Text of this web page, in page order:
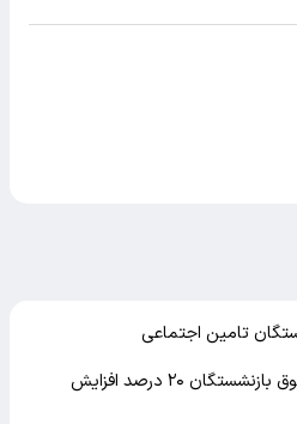
تامین اجتماعی
تکذیب یک خبر جنجالی / حقوق بازنشستگان ۲۰ درصد افزایش